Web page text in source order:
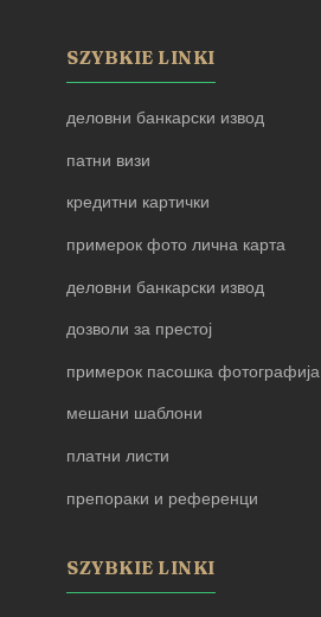
SZYBKIE LINKI
деловни банкарски извод
патни визи
кредитни картички
примерок фото лична карта
деловни банкарски извод
дозволи за престој
примерок пасошка фотографија
мешани шаблони
платни листи
препораки и референци
SZYBKIE LINKI